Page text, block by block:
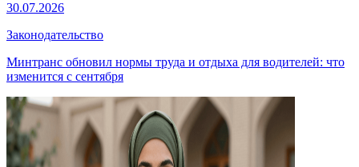
30.07.2026
Законодательство
Минтранс обновил нормы труда и отдыха для водителей: что
изменится с сентября